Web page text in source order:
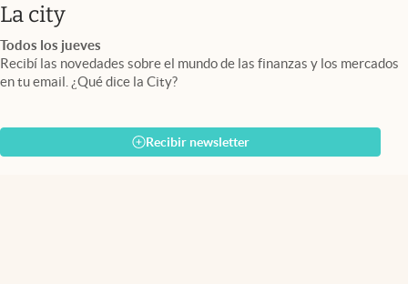
La cityabre en nueva pestaña
Todos los jueves
Recibí las novedades sobre el mundo de las finanzas y los mercados
en tu email. ¿Qué dice la City?
Recibir newsletter